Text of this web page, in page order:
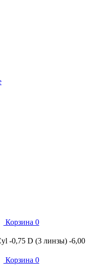
Корзина 0
-0,75 D (3 линзы) -6,00
Корзина 0